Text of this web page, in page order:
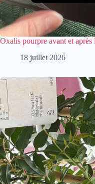
Oxalis pourpre avant et
18 juillet 2026